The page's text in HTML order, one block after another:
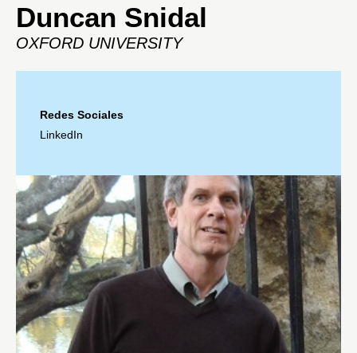
Duncan Snidal
OXFORD UNIVERSITY
Redes Sociales
LinkedIn